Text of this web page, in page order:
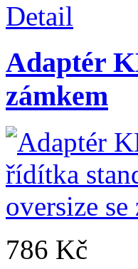
Detail
Adaptér
zámkem
786 Kč